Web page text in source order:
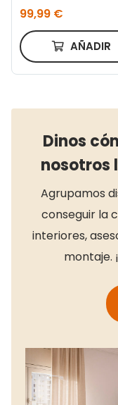
99,99 €
AÑADIR
Dinos
nosotros
Agrupamos
conseguir la
interiores,
montaje.